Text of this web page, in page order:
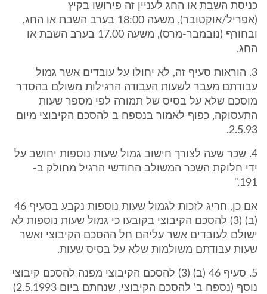
כניסת השבת או החג לעניין זה פירושו בקיץ
(אפריל/אוקטובר), משעה 18:00 בערב השבת או החג,
ובחורף (נובמבר-מרס), משעה 17.00 בערב השבת או
החג.
3. הוראות סעיף זה, לא יחולו על עובדים אשר גמול
עבודתם מעבר לשעות העבודה הרגילות משולם בהסדר
מוסכם שלא על בסיס של תמורה לפי מספר שעות
התעסוקה, כפוף לאמור בנספח ב להסכם הקיבוצי מיום
2.5.93.
4. שכר שעה לצורך חישוב גמול שעות נוספות יחושב על
ידי חלוקת השכר המשולב החודשי הרגיל מחולק ב-
191."
אם כן, חריג לזכות לגמול שעות נוספות נקבע בסעיף 46
(ב) (3) להסכם הקיבוצי בקובעו כי גמול שעות נוספות לא
ישולם לעובדים אשר עליהם חל ההסכם הקיבוצי ואשר
שעות עבודתם משולמות שלא על בסיס שעות.
5. סעיף 46 (ב) (3) להסכם הקיבוצי מפנה להסכם קיבוצי
נוסף (נספח ב' להסכם הקיבוצי, שנחתם ביום 2.5.1993)